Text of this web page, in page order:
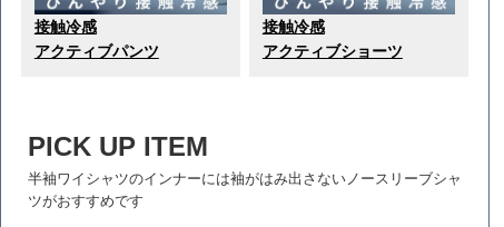
接触冷感
アクティブパンツ
接触冷感
アクティブショーツ
PICK UP ITEM
半袖ワイシャツのインナーには袖がはみ出さないノースリーブシャ
ツがおすすめです